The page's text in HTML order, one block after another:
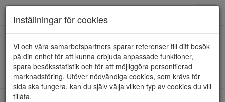
HEM DUFFY
Kunde inte hitta några artiklar...
Inställningar för cookies
Vi och våra samarbetspartners sparar referenser till ditt besök
på din enhet för att kunna erbjuda anpassade funktioner,
spara besöksstatistik och för att möjliggöra personifierad
marknadsföring. Utöver nödvändiga cookies, som krävs för
sida ska fungera, kan du själv välja vilken typ av cookies du vill
tillåta.